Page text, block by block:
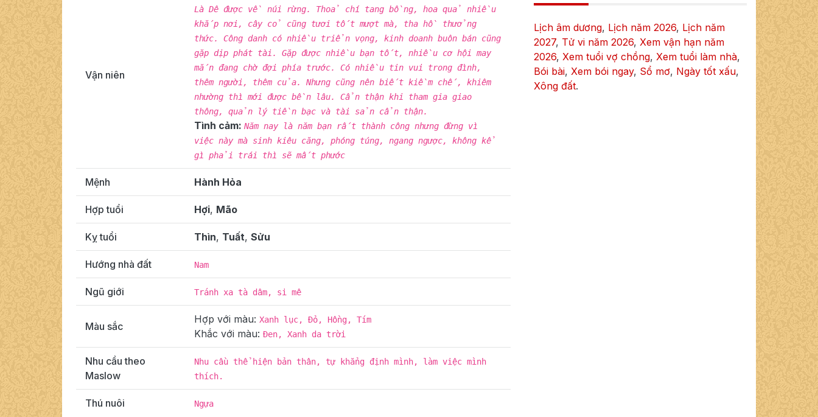
Vận niên
Là Dê được về núi rừng. Thoả chí tang bồng, hoa quả nhiều
khắp nơi, cây cỏ cũng tươi tốt mượt mà, tha hồ thưởng
thức. Công danh có nhiều triển vọng, kinh doanh buôn bán cũng
gặp dịp phát tài. Gặp được nhiều bạn tốt, nhiều cơ hội may
mắn đang chờ đợi phía trước. Có nhiều tin vui trong đình,
thêm người, thêm của. Nhưng cũng nên biết kiềm chế, khiêm
nhường thì mới được bền lâu. Cẩn thận khi tham gia giao
thông, quản lý tiền bạc và tài sản cẩn thận.
Tình cảm: Năm nay là năm bạn rất thành công nhưng đừng vì
việc này mà sinh kiêu căng, phóng túng, ngang ngược, không kể
gì phải trái thì sẽ mất phước
Mệnh Hành Hỏa
Hợp tuổi Hợi, Mão
Kỵ tuổi Thìn, Tuất, Sửu
Hướng nhà đất Nam
Ngũ giới Tránh xa tà dâm, si mê
Màu sắc
Hợp với màu: Xanh lục, Đỏ, Hồng, Tím
Khắc với màu: Đen, Xanh da trời
Nhu cầu theo
Maslow
Nhu cầu thể hiện bản thân, tự khẳng định mình, làm việc mình
thích.
Thú nuôi Ngựa
Lịch âm dương, Lịch năm 2026, Lịch năm
2027, Tử vi năm 2026, Xem vận hạn năm
2026, Xem tuổi vợ chồng, Xem tuổi làm nhà,
Bói bài, Xem bói ngay, Sổ mơ, Ngày tốt xấu,
Xông đất.